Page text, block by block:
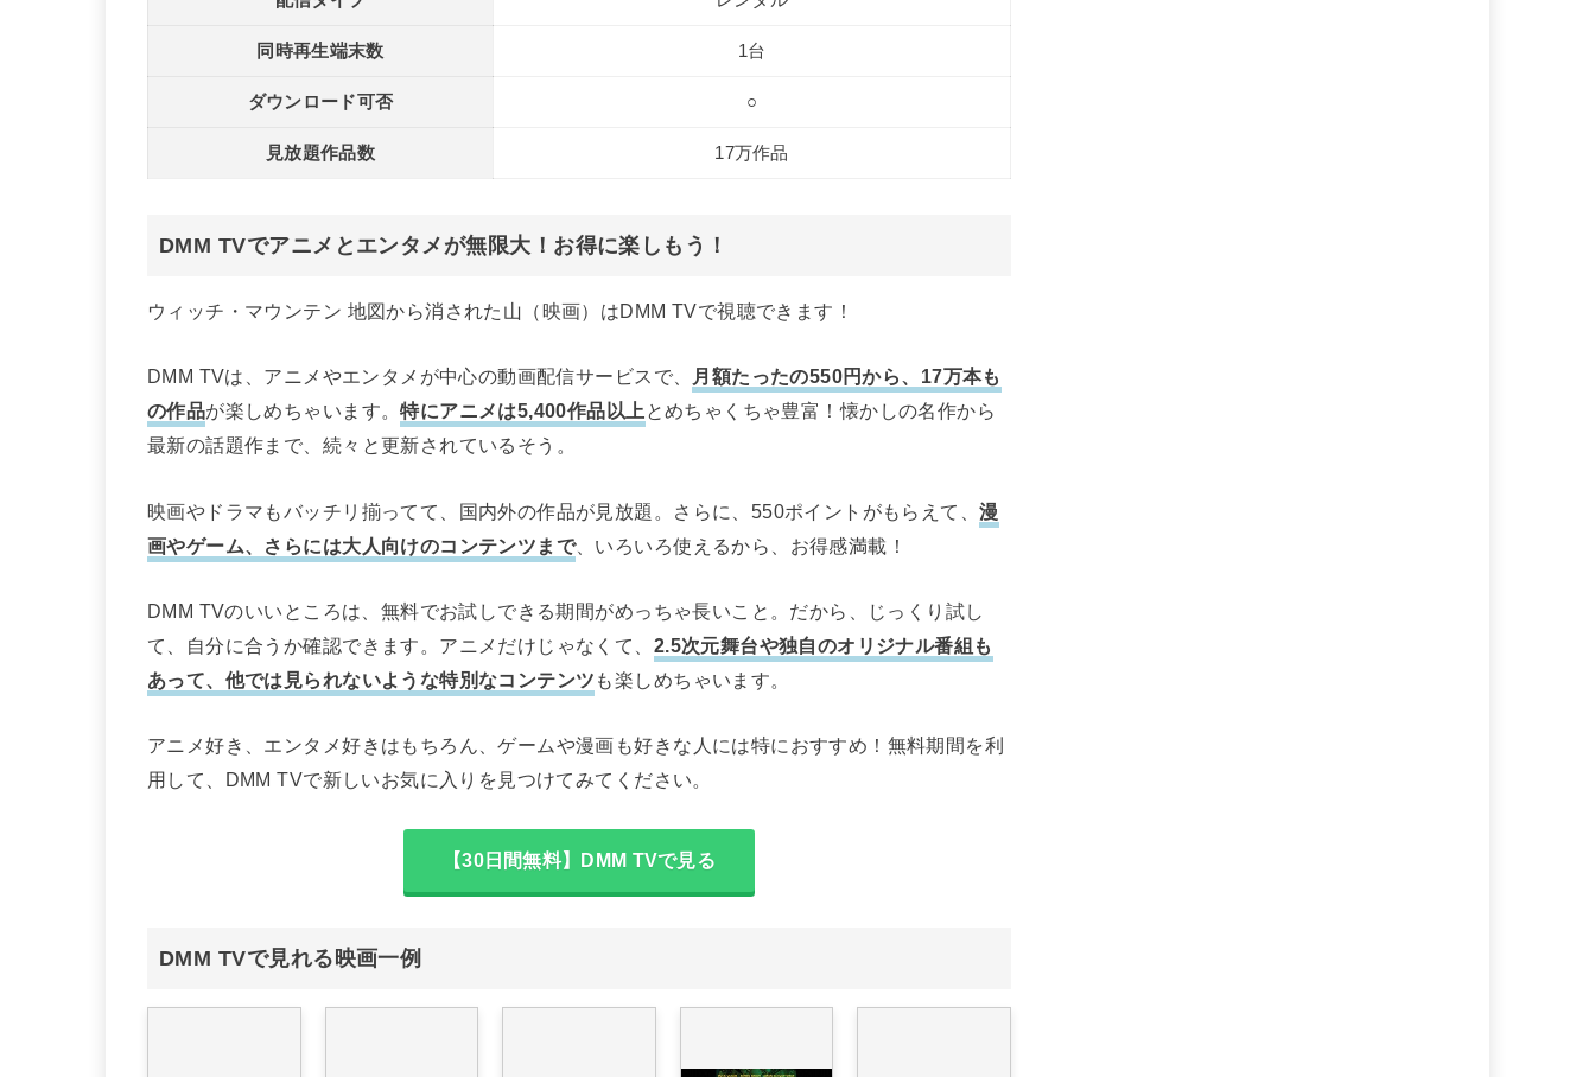
同時再生端末数 1台
ダウンロード可否 ○
見放題作品数 17万作品
DMM TVでアニメとエンタメが無限大！お得に楽しもう！
ウィッチ・マウンテン 地図から消された山（映画）はDMM TVで視聴できます！
DMM TVは、アニメやエンタメが中心の動画配信サービスで、
月額たったの550円から、17万本も
の作品が楽しめちゃいます。特にアニメは5,400作品以上 とめちゃくちゃ豊富！懐かしの名作から
最新の話題作まで、続々と更新されているそう。
映画やドラマもバッチリ揃ってて、国内外の作品が見放題。さらに、550ポイントがもらえて、漫
画やゲーム、さらには大人向けのコンテンツまで、いろいろ使えるから、お得感満載！
DMM TVのいいところは、無料でお試しできる期間がめっちゃ長いこと。だから、じっくり試し
て、自分に合うか確認できます。アニメだけじゃなくて、 2.5次元舞台や独自のオリジナル番組も
あって、他では見られないような特別なコンテンツ も楽しめちゃいます。
アニメ好き、エンタメ好きはもちろん、ゲームや漫画も好きな人には特におすすめ！無料期間を利
用して、DMM TVで新しいお気に入りを見つけてみてください。
【30日間無料】DMM TVで見る
DMM TVで見れる映画一例